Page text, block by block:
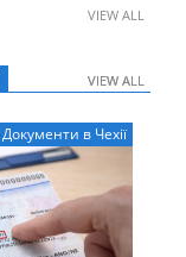
VIEW ALL
VIEW ALL
Документи в Чехії
VIEW ALL